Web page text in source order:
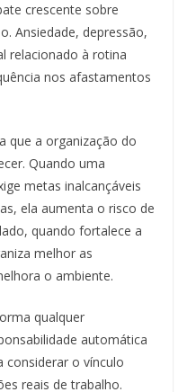
crescente sobre
Ansiedade, depressão,
relacionado à rotina
nos afastamentos
que a organização do
Quando uma
metas inalcançáveis
ela aumenta o risco de
quando fortalece a
melhor as
o ambiente.
qualquer
automática
considerar o vínculo
reais de trabalho.